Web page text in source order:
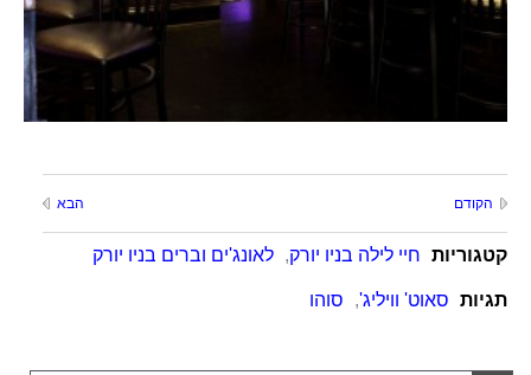
הקודם הבא
קטגוריות חיי לילה בניו יורק, לאונג'ים וברים בניו יורק
תגיות סאוט' וויליג', סוהו